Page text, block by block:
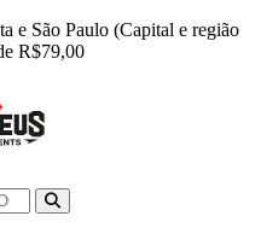
e São Paulo (Capital e região
R$79,00